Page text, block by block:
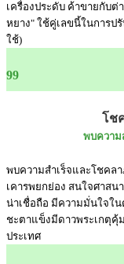
เครื่องประดับ ค้าขายกับต่
หยาง" ใช้คู่เลขนี้ในการป
ใช้)
99
โช
พบความ
พบความสำเร็จและโชค
เคารพยกย่อง สนใจศาส
น่าเชื่อถือ มีความมั่นใจใน
ชะตาแข็งมีดาวพระเกตุคุ้
ประเทศ